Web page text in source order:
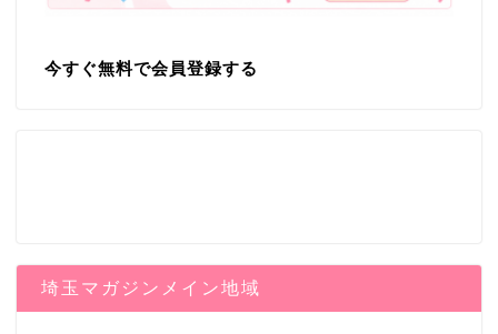
今すぐ無料で会員登録する
埼玉マガジンメイン地域